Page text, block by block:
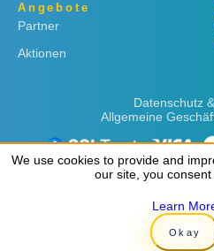
Angebote
Partner
Aktionen
Datenschutz
Allgemeine
Copyright © 2019
We use cookies to provide and
our site, you
Learn
Okay
We use cookies to provide and
our site, you
Learn
Okay